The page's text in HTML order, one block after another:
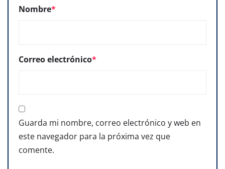
Nombre*
Correo electrónico*
Guarda mi nombre, correo electrónico y web en
este navegador para la próxima vez que
comente.